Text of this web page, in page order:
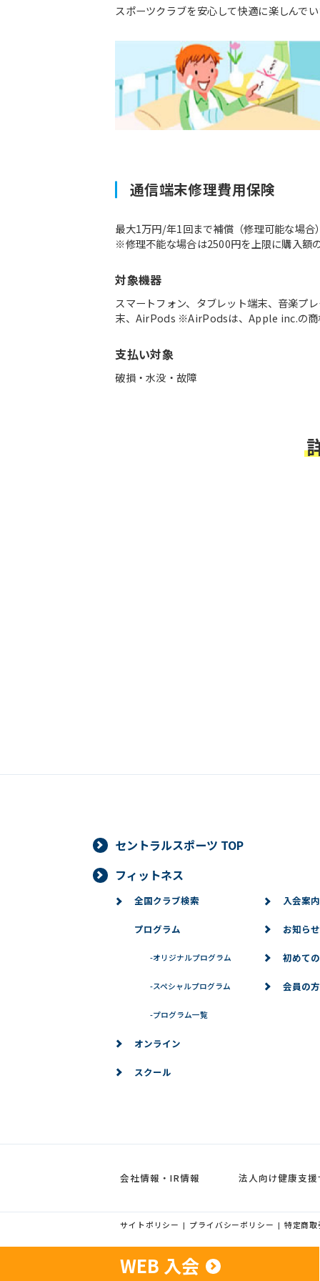
スポーツクラブを安心して快適に楽しんで
通信端末修理費用保険
最大1万円/年1回まで補償（修理可能な場合
※修理不能な場合は2500円を上限に購入額
対象機器
スマートフォン、タブレット端末、音楽プ
末、AirPods ※AirPodsは、Apple inc.の商
支払い対象
破損・水没・故障
セントラルスポーツ TOP
フィットネス
全国クラブ検索
プログラム
-オリジナルプログラム
-スペシャルプログラム
-プログラム一覧
オンライン
スクール
入会案内
お知らせ
初めて
会員の
会社情報・IR情報 法人向け健康支
サイトポリシー プライバシーポリシー 特定商
WEB 入会